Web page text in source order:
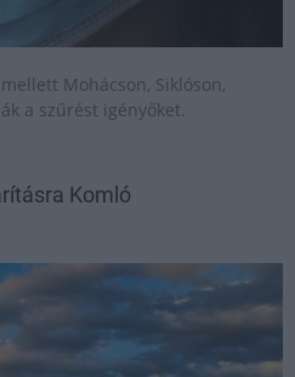
Mohácson, Siklóson,
a szűrést igényőket.
Komló